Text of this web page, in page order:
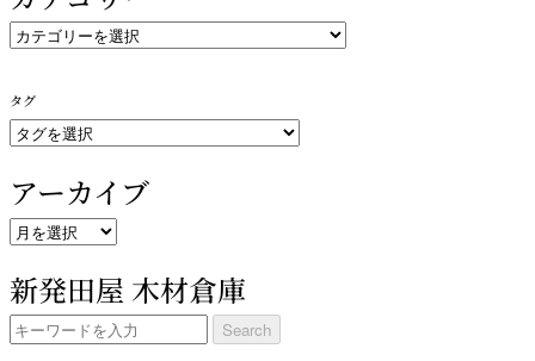
カ
リ
ー
タグ
アーカイブ
ア
カ
イ
ブ
新発田屋 木材倉庫
Search